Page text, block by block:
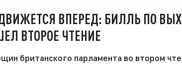
ДВИЖЕТСЯ ВПЕРЕД: БИЛЛЬ ПО
ВТОРОЕ ЧТЕНИЕ
британского парламента во втором